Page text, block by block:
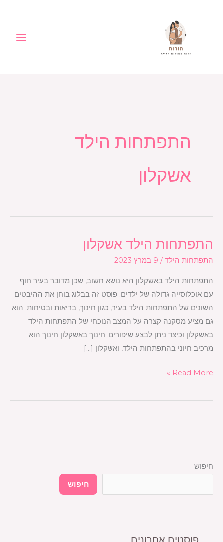
התפתחות הילד
אשקלון
התפתחות הילד אשקלון
התפתחות הילד/ 9 במרץ 2023
התפתחות הילד באשקלון היא נושא חשוב, שכן מדובר בעיר חוף
עם אוכלוסייה גדולה של ילדים. פוסט זה בבלוג בוחן את ההיבטים
השונים של התפתחות הילד בעיר, כגון חינוך, בריאות ובטיחות. הוא
גם מציע מסקנה קצרה על המצב הנוכחי של התפתחות הילד
באשקלון וכיצד ניתן לבצע שיפורים. חינוך באשקלון חינוך הוא
מרכיב חיוני בהתפתחות הילד, ואשקלון […]
התפתחות
Read More »
חיפוש
חיפוש
פוסטים אחרונים